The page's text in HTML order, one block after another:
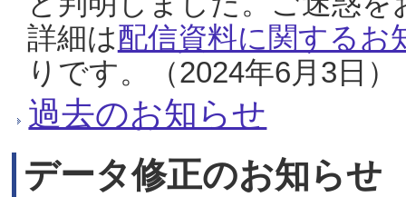
詳細は配信資料に関するお
りです。（2024年6月3日）
過去のお知らせ
データ修正のお知らせ